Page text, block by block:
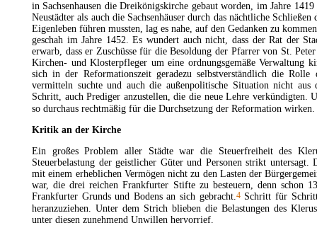
in Sachsenhausen die Dreikönigskirche gebaut worden, im Jahre
Neustädter als auch die Sachsenhäuser durch das nächtliche
Eigenleben führen mussten, lag es nahe, auf den Gedanken zu
geschah im Jahre 1452. Es wundert auch nicht, dass der Rat der
erwarb, dass er Zuschüsse für die Besoldung der Pfarrer von St.
Kirchen- und Klosterpfleger um eine ordnungsgemäße Verwaltung
sich in der Reformationszeit geradezu selbstverständlich die
vermitteln suchte und auch die außenpolitische Situation nicht
Schritt, auch Prediger anzustellen, die die neue Lehre verkündigten.
so durchaus rechtmäßig für die Durchsetzung der Reformation wirken.
Kritik an der Kirche
Ein großes Problem aller Städte war die Steuerfreiheitdes
Steuerbelastung der geistlicher Güter und Personen strikt
mit einem erheblichen Vermögen nicht zu den Lasten der
war, die drei reichen Frankfurter Stifte zu besteuern, denn schon
Frankfurter Grunds und Bodens an sich gebracht.4Schritt für Schritt
heranzuziehen. Unter dem Strich blieben die Belastungen des
unter diesen zunehmend Unwillen hervorrief.